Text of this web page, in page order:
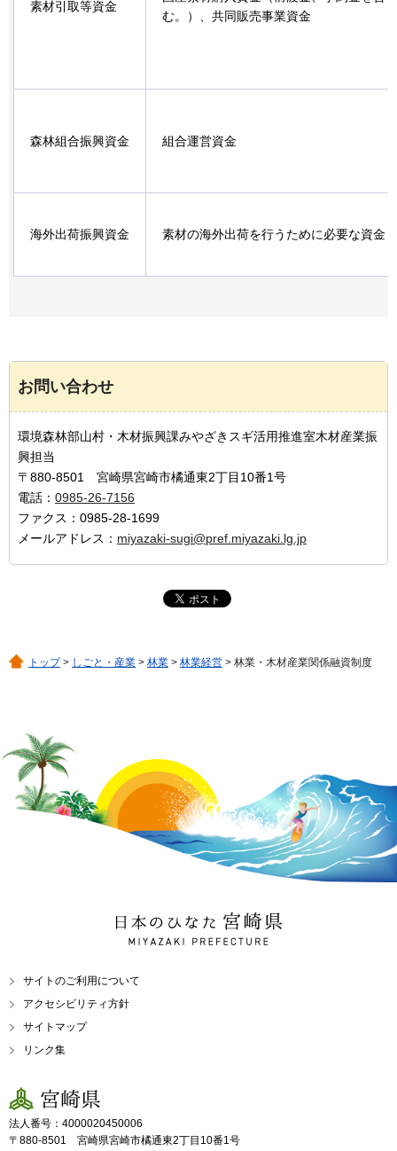
素材引取等資金
む。）、共同販売事業資金
森林組合振興資金 組合運営資金
海外出荷振興資金 素材の海外出荷を行うために必要な資金
お問い合わせ
環境森林部山村・木材振興課みやざきスギ活用推進室木材産業振
興担当
〒880-8501 宮崎県宮崎市橘通東2丁目10番1号
電話： 0985-26-7156
ファクス：0985-28-1699
メールアドレス： miyazaki-sugi@pref.miyazaki.lg.jp
トップ> しごと・産業 > 林業 > 林業経営 > 林業・木材産業関係融資制度
日本のひなた 宮崎県
MIYAZAKI PREFECTURE
サイトのご利用について
アクセシビリティ方針
サイトマップ
リンク集
宮崎県
法人番号：4000020450006
〒880-8501 宮崎県宮崎市橘通東2丁目10番1号